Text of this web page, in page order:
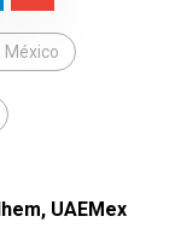
México
UAEMex